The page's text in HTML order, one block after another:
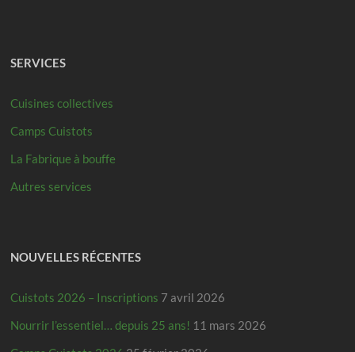
SERVICES
Cuisines collectives
Camps Cuistots
La Fabrique à bouffe
Autres services
NOUVELLES RÉCENTES
Cuistots 2026 – Inscriptions 7 avril 2026
Nourrir l’essentiel… depuis 25 ans! 11 mars 2026